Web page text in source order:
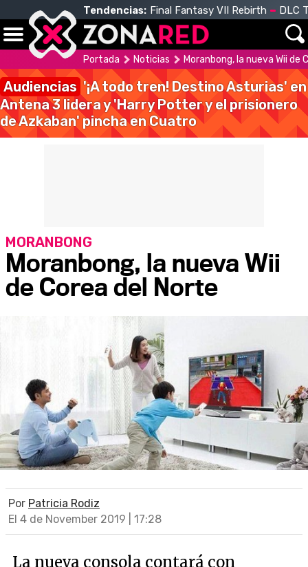
Tendencias: Final Fantasy VII Rebirth DLC
Portada Noticias Moranbong, la nueva Wii de
Audiencias '¡A todo tren! Destino Asturias' en
Antena 3 lidera y 'Harry Potter y el prisionero
de Azkaban' pincha en Cuatro
Moranbong, la nueva Wii
de Corea del Norte
MORANBONG
Por Patricia Rodiz
El 4 de November 2019 | 17:28
La nueva consola contará con